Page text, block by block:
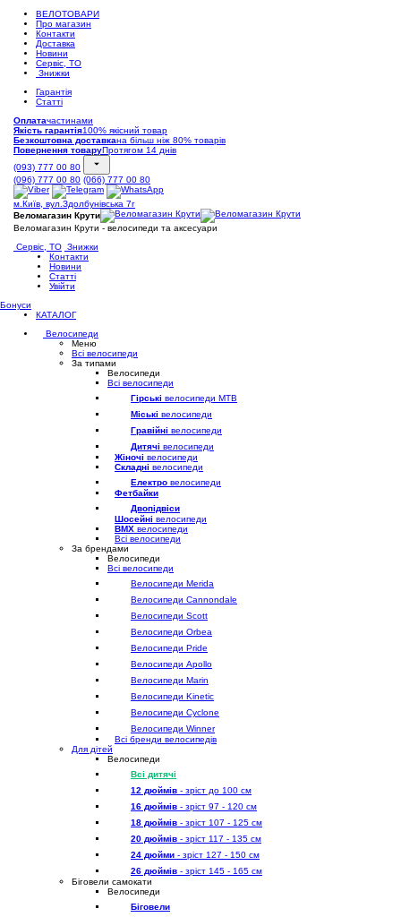
ВЕЛОТОВАРИ
Про магазин
Контакти
Доставка
Новини
Сервіс, ТО
Знижки
Гарантія
Статті
Оплатачастинами
Якість гарантія100% якісний товар
Безкоштовна доставкана більш ніж 80% товарів
Повернення товаруПротягом 14 днів
(093) 777 00 80
(096) 777 00 80 (066) 777 00 80
м.Київ, вул.Здолбунівська 7г
Веломагазин Крути
Веломагазин Крути - велосипеди та аксесуари
Сервіс, ТО Знижки
Контакти
Новини
Статті
Увійти
Бонуси
КАТАЛОГ
Велосипеди
Меню
Всі велосипеди
За типами
Велосипеди
Всі велосипеди
Гірські велосипеди MTB
Міські велосипеди
Гравійні велосипеди
Дитячі велосипеди
Жіночі велосипеди
Складні велосипеди
Електро велосипеди
Фетбайки
Двопідвіси
Шосейні велосипеди
BMX велосипеди
Всі велосипеди
За брендами
Велосипеди
Всі велосипеди
Велосипеди Merida
Велосипеди Cannondale
Велосипеди Scott
Велосипеди Orbea
Велосипеди Pride
Велосипеди Apollo
Велосипеди Marin
Велосипеди Kinetic
Велосипеди Cyclone
Велосипеди Winner
Всі бренди велосипедів
Для дітей
Велосипеди
Всі дитячі
12 дюймів - зріст до 100 см
16 дюймів - зріст 97 - 120 см
18 дюймів - зріст 107 - 125 см
20 дюймів - зріст 117 - 135 см
24 дюйми - зріст 127 - 150 см
26 дюймів - зріст 145 - 165 см
Біговели самокати
Велосипеди
Біговели